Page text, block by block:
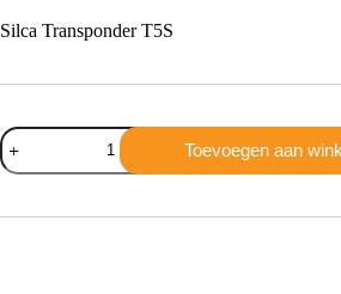
Silca Transponder T5S
Silca
Transponder
T5S
Toevoegen aan